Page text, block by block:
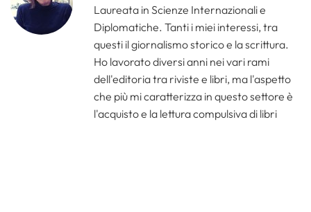
Laureata in Scienze Internazionali e
Diplomatiche. Tanti i miei interessi, tra
questi il giornalismo storico e la scrittura.
Ho lavorato diversi anni nei vari rami
dell'editoria tra riviste e libri, ma l'aspetto
che più mi caratterizza in questo settore è
l'acquisto e la lettura compulsiva di libri